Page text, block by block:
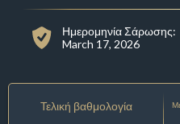
Ημερομηνία Σάρωσης:
March 17, 2026
Τελική βαθμολογία